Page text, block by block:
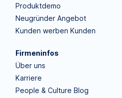
Produktdemo
Neugründer Angebot
Kunden werben Kunden
Firmeninfos
Über uns
Karriere
People & Culture Blog